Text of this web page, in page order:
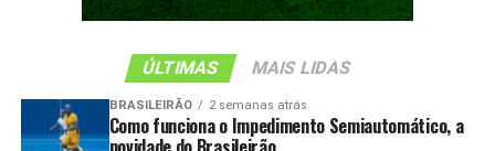
ÚLTIMAS MAIS LIDAS
BRASILEIRÃO 2 semanas atrás
Como funciona o Impedimento Semiautomático, a